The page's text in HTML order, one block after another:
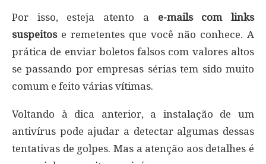
Por isso, esteja atento a e-mails com links
suspeitose remetentes que você não conhece. A
prática de enviar boletos falsos com valores altos
se passando por empresas sérias tem sido muito
comum e feito várias vítimas.
Voltando à dica anterior, a instalação de um
antivírus pode ajudar a detectar algumas dessas
tentativas de golpes. Mas a atenção aos detalhes é